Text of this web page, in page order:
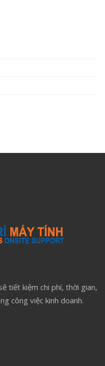
tiết kiệm chi phí, thời gian,
công việc kinh doanh.